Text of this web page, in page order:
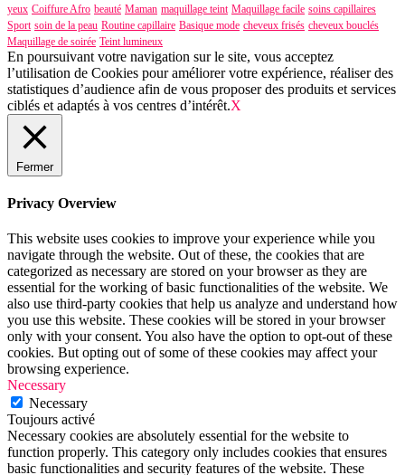
yeux Coiffure Afro beauté Maman maquillage teint Maquillage facile soins capillaires
Sport soin de la peau Routine capillaire Basique mode cheveux frisés cheveux bouclés
Maquillage de soirée Teint lumineux
En poursuivant votre navigation sur le site, vous acceptez
l’utilisation de Cookies pour améliorer votre expérience, réaliser des
statistiques d’audience afin de vous proposer des produits et services
ciblés et adaptés à vos centres d’intérêt.X
Fermer
Privacy Overview
This website uses cookies to improve your experience while you
navigate through the website. Out of these, the cookies that are
categorized as necessary are stored on your browser as they are
essential for the working of basic functionalities of the website. We
also use third-party cookies that help us analyze and understand how
you use this website. These cookies will be stored in your browser
only with your consent. You also have the option to opt-out of these
cookies. But opting out of some of these cookies may affect your
browsing experience.
Necessary
Necessary
Toujours activé
Necessary cookies are absolutely essential for the website to
function properly. This category only includes cookies that ensures
basic functionalities and security features of the website. These